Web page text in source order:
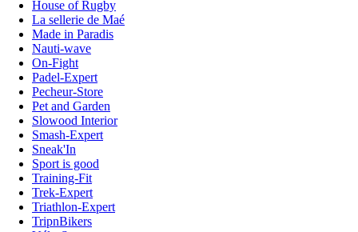
House of Rugby
La sellerie de Maé
Made in Paradis
Nauti-wave
On-Fight
Padel-Expert
Pecheur-Store
Pet and Garden
Slowood Interior
Smash-Expert
Sneak'In
Sport is good
Training-Fit
Trek-Expert
Triathlon-Expert
TripnBikers